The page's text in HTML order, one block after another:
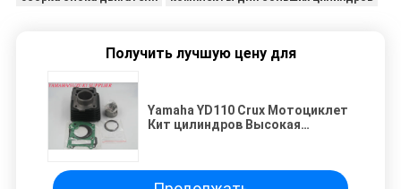
Получить лучшую цену для
Yamaha YD110 Crux Мотоциклет
Кит цилиндров Высокая